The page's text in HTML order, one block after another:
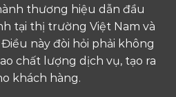
thương hiệu dẫn đầu
tại thị trường Việt Nam và
này đòi hỏi phải không
chất lượng dịch vụ, tạo ra
khách hàng.